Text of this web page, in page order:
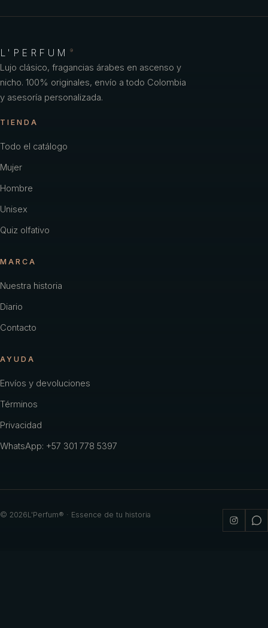
L'PERFUM ®
Lujo clásico, fragancias árabes en ascenso y
nicho. 100% originales, envío a todo Colombia
y asesoría personalizada.
TIENDA
Todo el catálogo
Mujer
Hombre
Unisex
Quiz olfativo
MARCA
Nuestra historia
Diario
Contacto
AYUDA
Envíos y devoluciones
Términos
Privacidad
WhatsApp: +57 301 778 5397
© 2026L'Perfum® · Essence de tu historia